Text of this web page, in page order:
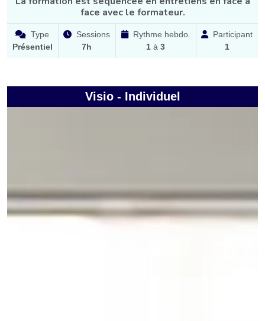
face avec le formateur.
Type
Présentiel
Sessions
7h
Rythme hebdo.
1 à3
Participant
1
Visio - Individuel